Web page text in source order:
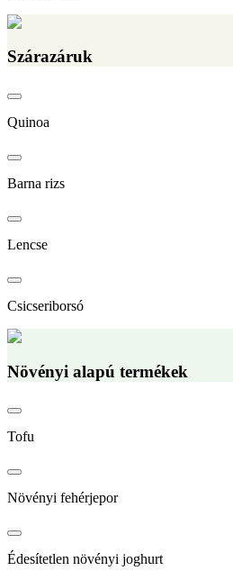
Szárazáruk
Quinoa
Barna rizs
Lencse
Csicseriborsó
Növényi alapú termékek
Tofu
Növényi fehérjepor
Édesítetlen növényi joghurt